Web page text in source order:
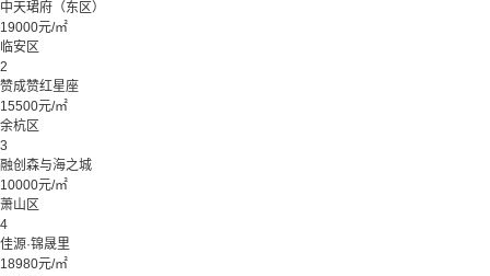
中天珺府（东区）
19000元/㎡
临安区
2
赞成赞红星座
15500元/㎡
余杭区
3
融创森与海之城
10000元/㎡
萧山区
4
佳源·锦晟里
18980元/㎡